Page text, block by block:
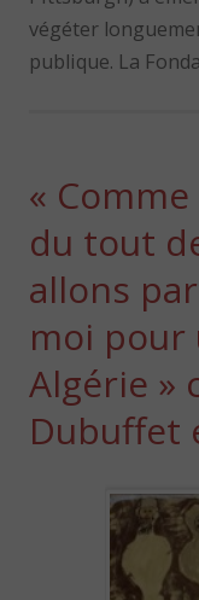
végéter
publique. La
«
du tout
allons
moi pour
Algérie »
Dubuffet